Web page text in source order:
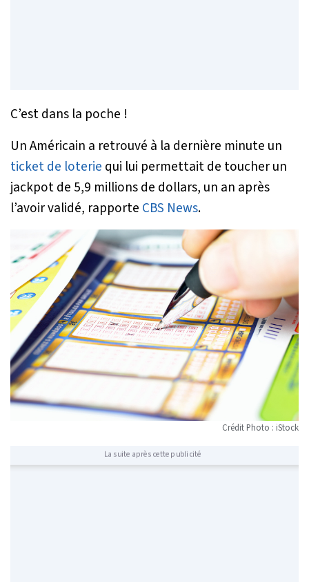
C’est dans la poche !
Un Américain a retrouvé à la dernière minute un
ticket de loterie qui lui permettait de toucher un
jackpot de 5,9 millions de dollars, un an après
l’avoir validé, rapporte CBS News.
Crédit Photo : iStock
La suite après cette publicité